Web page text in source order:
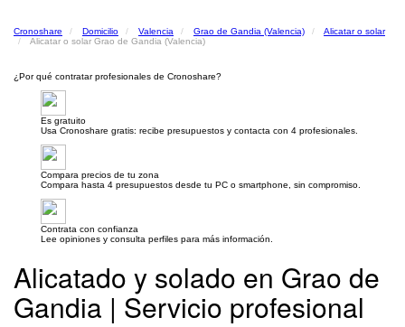
Cronoshare Domicilio Valencia Grao de Gandia (Valencia)
Alicatar o solar
Alicatar o solar Grao de Gandia (Valencia)
¿Por qué contratar profesionales de Cronoshare?
Es gratuito
Usa Cronoshare gratis: recibe presupuestos y contacta con 4 profesionales.
Compara precios de tu zona
Compara hasta 4 presupuestos desde tu PC o smartphone, sin compromiso.
Contrata con confianza
Lee opiniones y consulta perfiles para más información.
Alicatado y solado en Grao de
Gandia | Servicio profesional